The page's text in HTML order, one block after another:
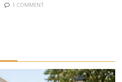
1 COMMENT